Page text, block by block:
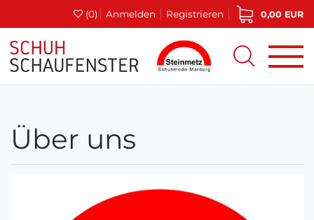
(0) Anmelden Registrieren 0,00 EUR
Über uns